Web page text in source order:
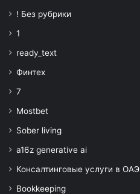
! Без рубрики
1
ready_text
Финтех
7
Mostbet
Sober living
a16z generative ai
Консалтинговые услуги в ОАЭ
Bookkeeping